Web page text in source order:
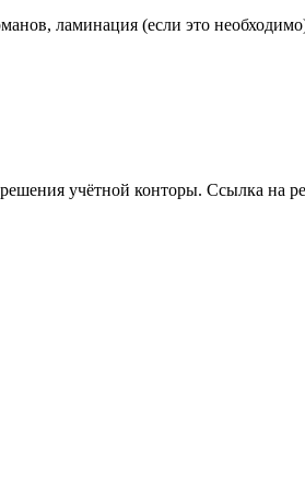
ламинация (если это
учётной конторы. Ссылка на